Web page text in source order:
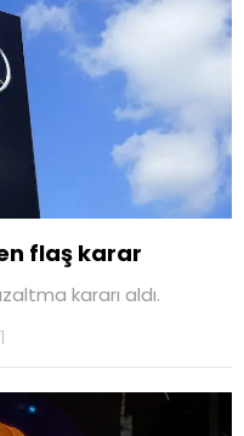
flaş karar
kararı aldı.